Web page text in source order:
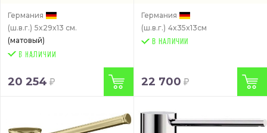
Германия
(ш.в.г.) 5x29x13 см.
(матовый)
20 254
Германия
(ш.в.г.) 4x35x13см
В НАЛИЧИИ
22 700